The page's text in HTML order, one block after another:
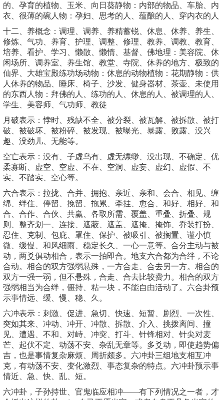
的、孕育的植物、玉米、向日葵静物：内部的物品、车胎、内
衣、很薄的碗人物：孕妇、思考的人、蕴酿的人、穿内衣的人
十二、养概念：调理、调养、养精蓄锐、休息、休养、养生、
修炼、气功、养育、护理、调整、修理、教养、调教、教育、
培养、看护、学习、懒散、懒惰、基督、佛地理：美容院、休
闲场所、调养室、养生馆、教堂、寺院、休养的地方、极致的
仙界、大雄宝殿练功场动物：休息的动物植物：花期静物：供
人休养的物品、睡床、椅子、沙发、健身器材、茶壶、未使用
的东西人物：拜佛的人、练功的人、休息的人、被调理的人、
学生、美容师、气功师、教徒
月破表示：悖时、残缺不全、被分裂、被瓦解、被拆散、被打
破、被破坏、被粉碎、被发现、被曝光、暴露、败露、没兴
趣、没劲儿、无能等。
空亡表示：没有、子虚乌有、虚无缥缈、没出现、不确定、优
柔寡断、虚空、空虚、不在、空洞、虚妄、虚幻、虚假、不
实、不踏实、空心等。
六合表示：拉拢、合并、拥抱、亲近、亲和、会合、相见、缠
绵、绊住、停留、挽留、拖累、牵挂、愈合、和好、相好、和
合、合作、合伙、共赢、各取所需、覆盖、重叠、折叠、规
则、整齐划一、连接、遮蔽、遮盖、遮掩、掩饰、乔装打扮、
忍住、克制、包庇、罩住、保护、被吸引、被搁置、谨小慎
微、缓慢、和风细雨、稳定长久、一心一意等。合分主动与被
动，两爻俱动相合，表示一拍即合。地支六合都为合绊，不论
合动。相合的双方强弱悬殊，一方合走、合去另一方。相合的
双方一强一弱，但不悬殊，合走、合去比较费力。相合的双方
强弱相当为合绊，僵持、粘一块，不能自由活动了。六合卦预
示事情远、缓、慢、稳、久。
六冲表示：刺激、促进、急切、快速、短暂、剧烈、一次性、
突如其来、冲动、冲开、冲散、拆散、介入、挑拨离间、撞
见、遭遇、不和、对峙、冲突、打斗、针锋相对、针尖对麦
芒、起伏不定、动荡不安、杂乱无章等。多爻动，即使趋势偏
吉，也是事情复杂麻烦、周折颇多。六冲卦三组地支相互冲
克，有动荡不安、变化激烈、事态复杂的特点。六冲卦预示事
情近、急、快、乱、短。
六冲卦，子孙持世、官鬼临应相冲——有下列情况之一者，才